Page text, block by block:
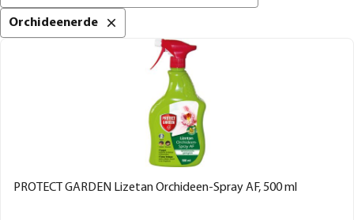
Orchideenerde
PROTECT GARDEN Lizetan Orchideen-Spray AF, 500 ml